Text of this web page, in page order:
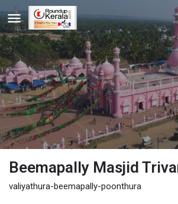
Beemapally Masjid
valiyathura-beemapally-poonthura